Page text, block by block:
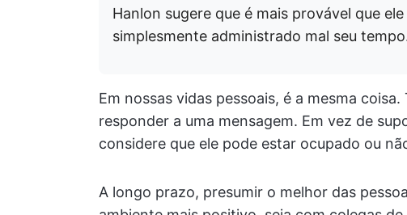
Hanlon sugere que é mais provável que
simplesmente administrado mal seu
Em nossas vidas pessoais, é a mesma
responder a uma mensagem. Em vez de
considere que ele pode estar ocupado ou
A longo prazo, presumir o melhor das